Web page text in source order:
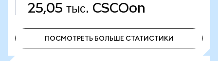
25,05 тыс. CSCOon
ПОСМОТРЕТЬ БОЛЬШЕ СТАТИСТИКИ